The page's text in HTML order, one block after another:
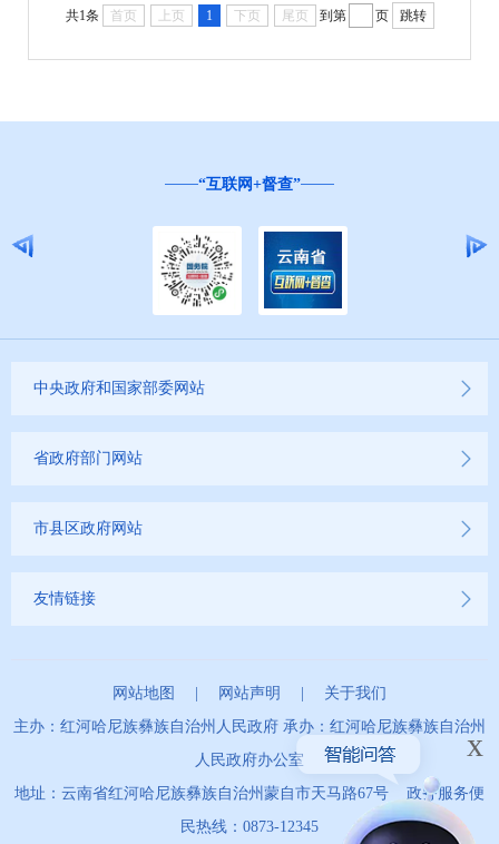
第八期
第十期
州政府文件
州政府办公室文件
2019年
共1条 首页 上页 1 下页 尾页 到第 页 跳转
“互联网+督查”
中央政府和国家部委网站
省政府部门网站
市县区政府网站
友情链接
网站地图 | 网站声明 | 关于我们
主办：红河哈尼族彝族自治州人民政府 承办：红河哈尼族彝族自治州
人民政府办公室
地址：云南省红河哈尼族彝族自治州蒙自市天马路67号 政务服务便
民热线：0873-12345
x